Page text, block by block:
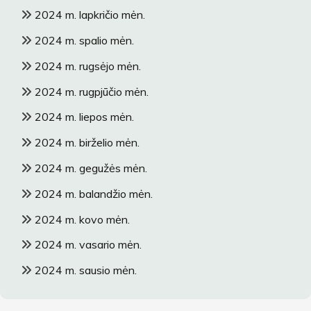
2024 m. lapkričio mėn.
2024 m. spalio mėn.
2024 m. rugsėjo mėn.
2024 m. rugpjūčio mėn.
2024 m. liepos mėn.
2024 m. birželio mėn.
2024 m. gegužės mėn.
2024 m. balandžio mėn.
2024 m. kovo mėn.
2024 m. vasario mėn.
2024 m. sausio mėn.